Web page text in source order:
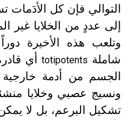
التوالي فإن كل
إلى عددٍ من الخلايا غير
وتلعب هذه الأخيرة
شاملة totipotentsأي
الجسم من أدمة
ونسيج عصبي وخلايا
تشكيل البرعم، بل لا